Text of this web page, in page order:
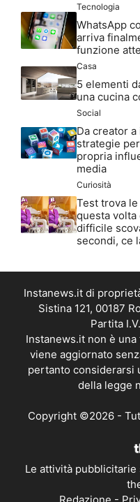
Tecnologia
WhatsApp
arriva
funzione
Casa
5 elementi
una cucina
Social
Da creator a
strategie
propria
media
Curiosità
Test trova
questa volta
difficile
secondi, ce
Instanews.it di
Sistina 121, 00187
Partita
Instanews.it non è
viene aggiornato
pertanto considerarsi
della legge
Copyright ©2026 -
Le attività